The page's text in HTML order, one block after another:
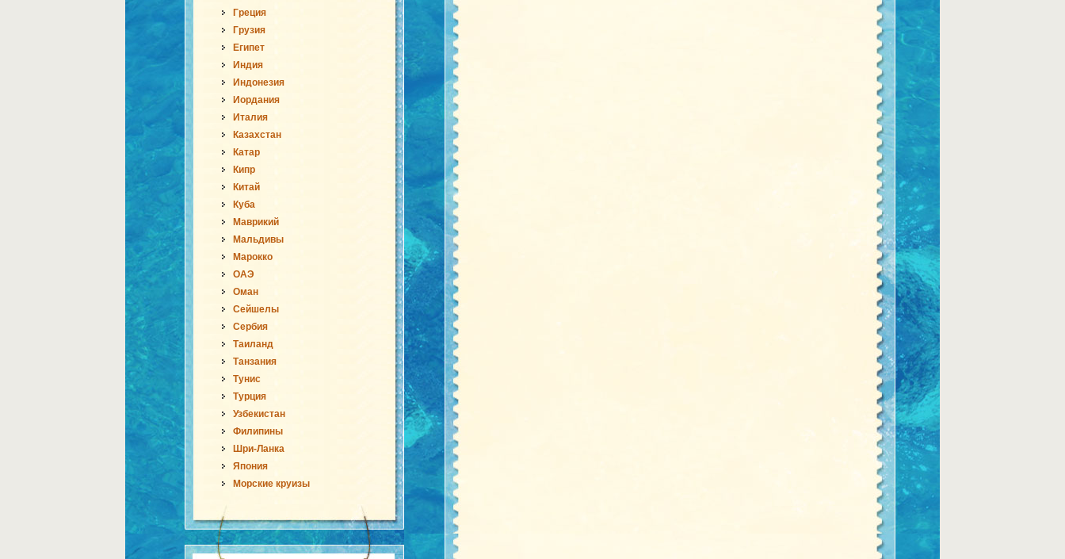
Греция
Грузия
Египет
Индия
Индонезия
Иордания
Италия
Казахстан
Катар
Кипр
Китай
Куба
Маврикий
Мальдивы
Марокко
ОАЭ
Оман
Сейшелы
Сербия
Таиланд
Танзания
Тунис
Турция
Узбекистан
Филипины
Шри-Ланка
Япония
Морские круизы